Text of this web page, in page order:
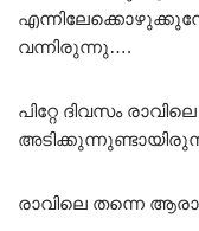
വന്നിരുന്നു….
പിറ്റേ ദിവസം
രാവിലെ തന്നെ ആരാ